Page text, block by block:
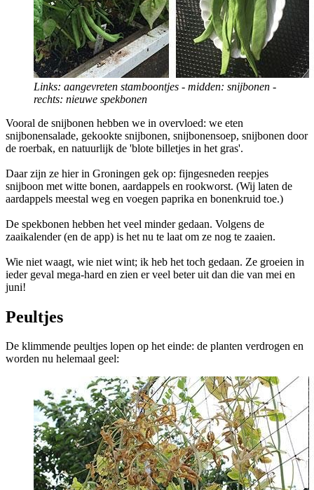
Links: aangevreten stamboontjes - midden: snijbonen -
rechts: nieuwe spekbonen
Vooral de snijbonen hebben we in overvloed: we eten
snijbonensalade, gekookte snijbonen, snijbonensoep, snijbonen door
de roerbak, en natuurlijk de 'blote billetjes in het gras'.
Daar zijn ze hier in Groningen gek op: fijngesneden reepjes
snijboon met witte bonen, aardappels en rookworst. (Wij laten de
aardappels meestal weg en voegen paprika en bonenkruid toe.)
De spekbonen hebben het veel minder gedaan. Volgens de
zaaikalender (en de app) is het nu te laat om ze nog te zaaien.
Wie niet waagt, wie niet wint; ik heb het toch gedaan. Ze groeien in
ieder geval mega-hard en zien er veel beter uit dan die van mei en
juni!
Peultjes
De klimmende peultjes lopen op het einde: de planten verdrogen en
worden nu helemaal geel: